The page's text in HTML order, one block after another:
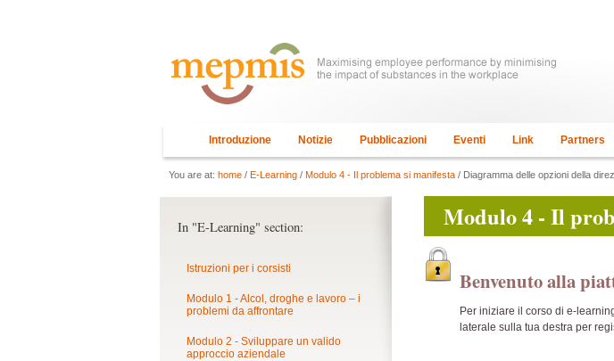
Introduzione Notizie Pubblicazioni Eventi Link Partners
You are at: home / E-Learning / Modulo 4 - Il problema si manifesta / Diagramma delle opzioni della
Modulo 4 - Il
Benvenuto alla
Per iniziare il corso di e-
laterale sulla tua destra per
In "E-Learning" section:
Istruzioni per i corsisti
Modulo 1 - Alcol, droghe e lavoro – i
problemi da affrontare
Modulo 2 - Sviluppare un valido
approccio aziendale